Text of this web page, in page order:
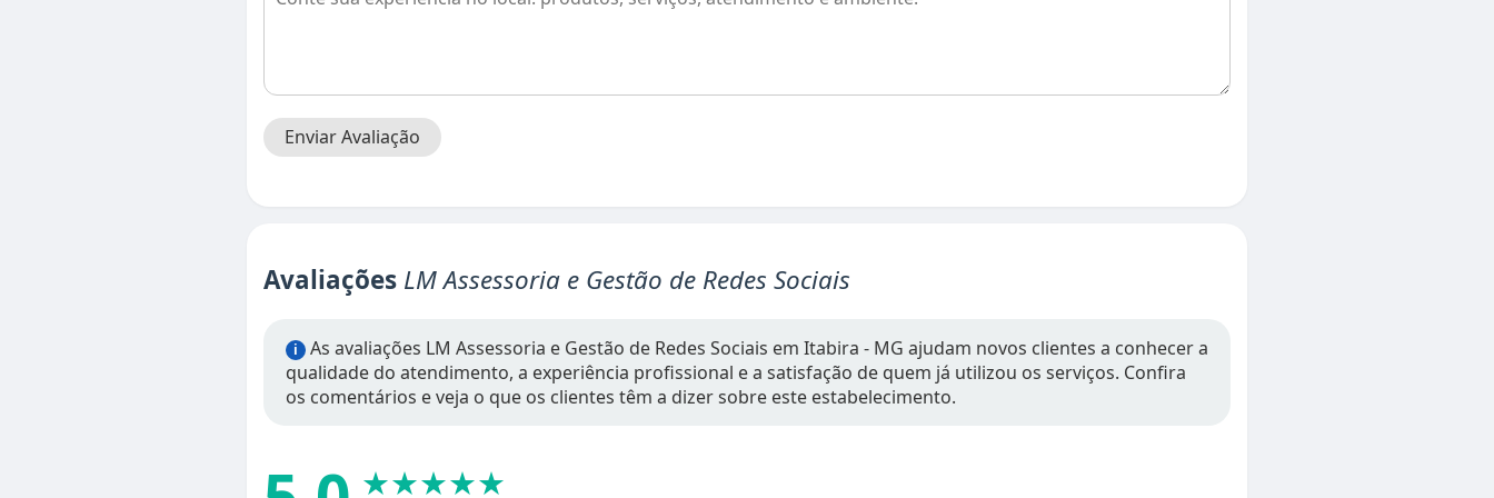
Enviar Avaliação
Avaliações LM Assessoria e Gestão de Redes Sociais
i
As avaliações LM Assessoria e Gestão de Redes Sociais em Itabira - MG ajudam novos clientes a conhecer a
qualidade do atendimento, a experiência profissional e a satisfação de quem já utilizou os serviços. Confira
os comentários e veja o que os clientes têm a dizer sobre este estabelecimento.
★★★★★